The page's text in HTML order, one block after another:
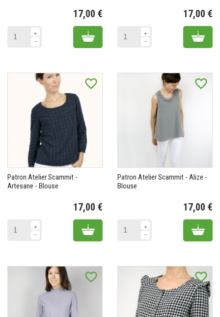
17,00 €
Add to cart
17,00 €
Add
favorite_border
Patron Atelier Scammit -
Artesane - Blouse
17,00 €
Add to cart
favorite_border
Patron Atelier Scammit - Alize -
Blouse
17,00 €
Add
favorite_border favorite_border